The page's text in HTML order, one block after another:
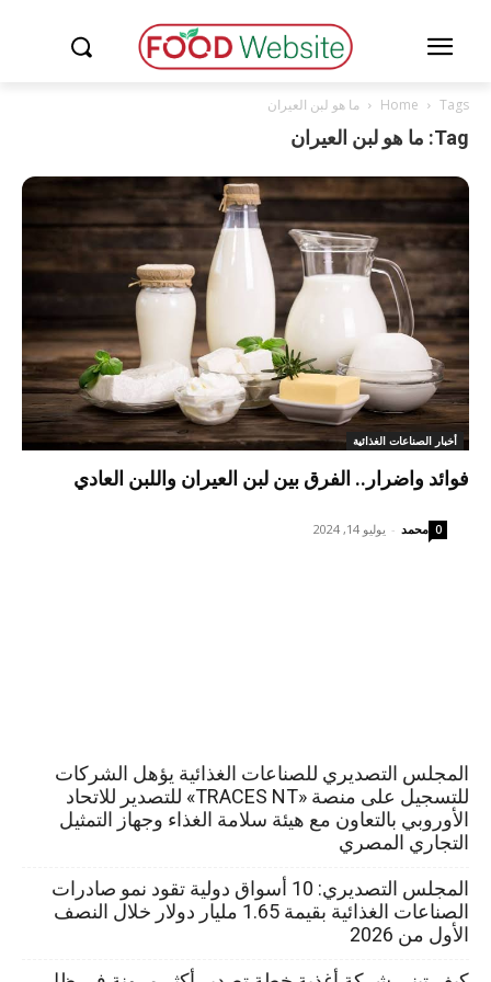
Home Tags ما هو لبن العيران
Tag: ما هو لبن العيران
أخبار الصناعات الغذائية
فوائد واضرار.. الفرق بين لبن العيران واللبن العادي
محمد - يوليو 14, 2024 0
المجلس التصديري للصناعات الغذائية يؤهل الشركات
للتسجيل على منصة «TRACES NT» للتصدير للاتحاد
الأوروبي بالتعاون مع هيئة سلامة الغذاء وجهاز التمثيل
التجاري المصري
المجلس التصديري: 10 أسواق دولية تقود نمو صادرات
الصناعات الغذائية بقيمة 1.65 مليار دولار خلال النصف
الأول من 2026